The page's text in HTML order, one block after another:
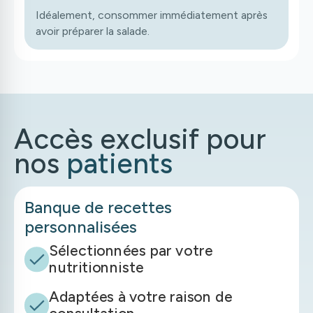
Idéalement, consommer immédiatement après
avoir préparer la salade.
Accès exclusif pour
nos patients
Banque de recettes
personnalisées
Sélectionnées par votre
nutritionniste
Adaptées à votre raison de